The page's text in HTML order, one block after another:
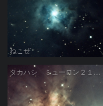
ねこぜ
タカハシ ミューロン２１０ 燃える木星雲